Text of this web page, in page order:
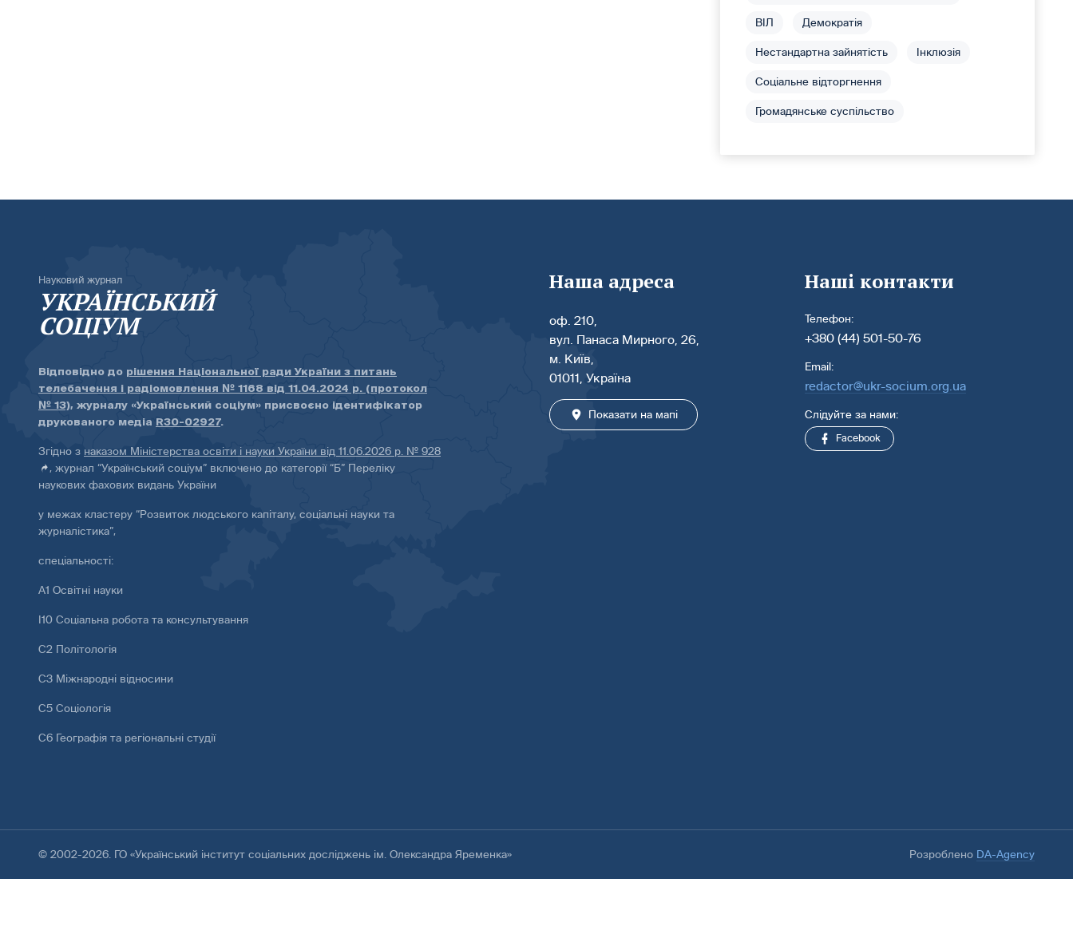
ВІЛ Демократія
Нестандартна зайнятість Інклюзія
Соціальне відторгнення
Громадянське суспільство
Науковий журнал
УКРАЇНСЬКИЙ
СОЦІУМ
Відповідно до рішення Національної ради України з питань
телебачення і радіомовлення № 1168 від 11.04.2024 р. (протокол
№ 13), журналу «Український соціум» присвоєно ідентифікатор
друкованого медіа R30-02927.
Згідно з наказом Міністерства освіти і науки України від 11.06.2026 р. № 928
, журнал “Український соціум” включено до категорії “Б” Переліку
наукових фахових видань України
у межах кластеру “Розвиток людського капіталу, соціальні науки та
журналістика”,
спеціальності:
А1 Освітні науки
І10 Соціальна робота та консультування
С2 Політологія
С3 Міжнародні відносини
С5 Соціологія
С6 Географія та регіональні студії
Наша адреса
оф. 210,
вул. Панаса Мирного, 26,
м. Київ,
01011, Україна
Показати на мапі
Наші контакти
Телефон:
+380 (44) 501-50-76
Email:
redactor@ukr-socium.org.ua
Слідуйте за нами:
Facebook
© 2002-2026. ГО «Український інститут соціальних досліджень ім. Олександра Яременка» Розроблено DA-Agency